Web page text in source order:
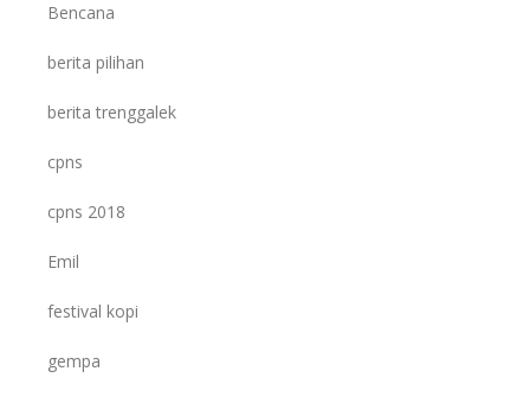
Bencana
berita pilihan
berita trenggalek
cpns
cpns 2018
Emil
festival kopi
gempa